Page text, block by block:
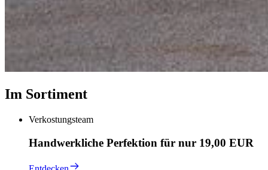
Im Sortiment
Verkostungsteam
Handwerkliche Perfektion für nur 19,00 EUR